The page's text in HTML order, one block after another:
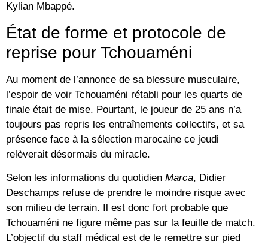
Kylian Mbappé.
État de forme et protocole de
reprise pour Tchouaméni
Au moment de l’annonce de sa blessure musculaire,
l’espoir de voir Tchouaméni rétabli pour les quarts de
finale était de mise. Pourtant, le joueur de 25 ans n’a
toujours pas repris les entraînements collectifs, et sa
présence face à la sélection marocaine ce jeudi
relèverait désormais du miracle.
Selon les informations du quotidien Marca, Didier
Deschamps refuse de prendre le moindre risque avec
son milieu de terrain. Il est donc fort probable que
Tchouaméni ne figure même pas sur la feuille de match.
L’objectif du staff médical est de le remettre sur pied